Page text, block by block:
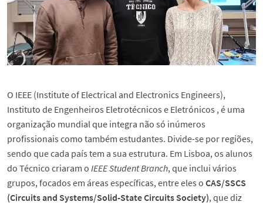
Português
O IEEE (Institute of Electrical and Electronics Engineers),
Instituto de Engenheiros Eletrotécnicos e Eletrónicos , é uma
organização mundial que integra não só inúmeros
profissionais como também estudantes. Divide-se por regiões,
sendo que cada país tem a sua estrutura. Em Lisboa, os alunos
do Técnico criaram o IEEE Student Branch, que inclui vários
grupos, focados em áreas específicas, entre eles o CAS/SSCS
(Circuits and Systems/Solid-State Circuits Society), que diz